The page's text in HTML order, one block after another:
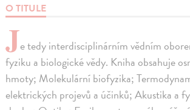
O TITULE
Je tedy interdisciplinárním vědním
fyziku a biologické vědy. Kniha obsahuje
hmoty; Molekulární biofyzika;
elektrických projevů a účinků; Akustika a